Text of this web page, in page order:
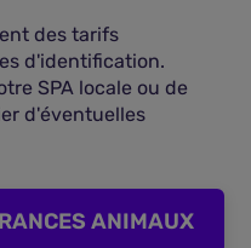
des tarifs
d'identification.
SPA locale ou de
d'éventuelles
ANIMAUX